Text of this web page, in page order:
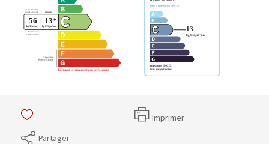
Imprimer
Partager